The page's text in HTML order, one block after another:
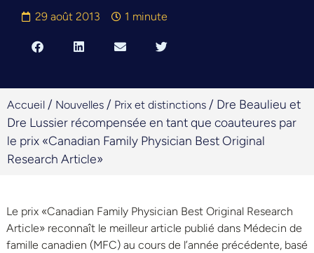
29 août 2013 1 minute
Accueil / Nouvelles / Prix et distinctions / Dre Beaulieu et
Dre Lussier récompensée en tant que coauteures par
le prix «Canadian Family Physician Best Original
Research Article»
Le prix «Canadian Family Physician Best Original Research
Article» reconnaît le meilleur article publié dans Médecin de
famille canadien (MFC) au cours de l’année précédente, basé